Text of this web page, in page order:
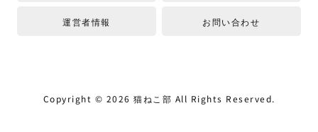
運営者情報 お問い合わせ
Copyright © 2026 猫ねこ部 All Rights Reserved.